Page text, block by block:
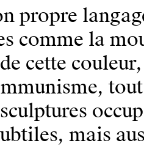
propre
comme la
cette
mais